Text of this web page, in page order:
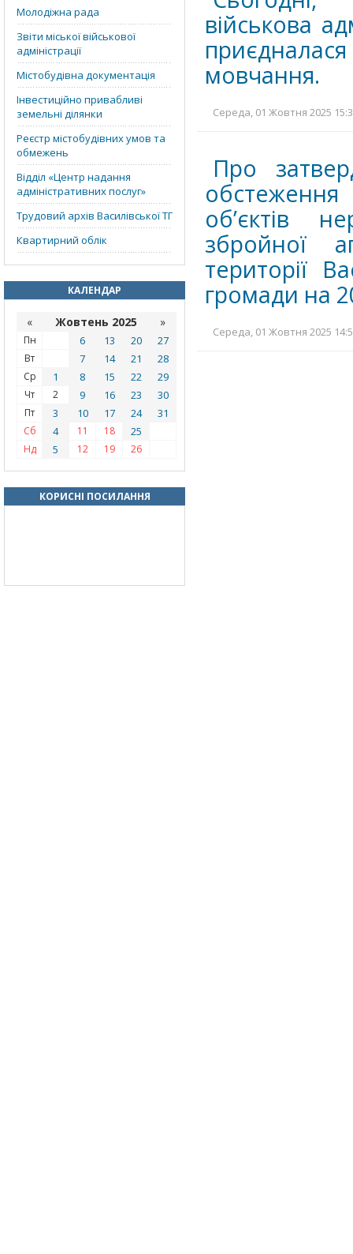
Молодіжна рада
Звіти міської військової
адміністрації
Містобудівна документація
Інвестиційно привабливі
земельні ділянки
Реєстр містобудівних умов та
обмежень
Відділ «‎Центр надання
адміністративних послуг»
Трудовий архів Василівської ТГ
Квартирний облік
КАЛЕНДАР
« Жовтень 2025 »
Пн 6 13 20 27
Вт 7 14 21 28
Ср 1 8 15 22 29
Чт 2 9 16 23 30
Пт 3 10 17 24 31
Сб 4 11 18 25
Нд 5 12 19 26
КОРИСНІ ПОСИЛАННЯ
військова
мовчання.
Середа, 01 Жовтня 2025
Про
об’єктів
збройної
території
громади на
Середа, 01 Жовтня 2025